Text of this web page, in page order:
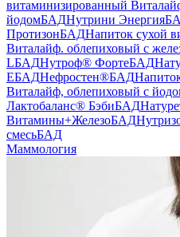
витаминизированный
йодомБАДНутрини Энергия
ПротизонБАДНапиток сухой
Виталайф. облепиховый с
LБАДНутроф® ФортеБАД
EБАДНефростен®БАД
Виталайф, облепиховый с
Лактобаланс® БэбиБАД
Витамины+ЖелезоБАД
смесьБАД
Маммология